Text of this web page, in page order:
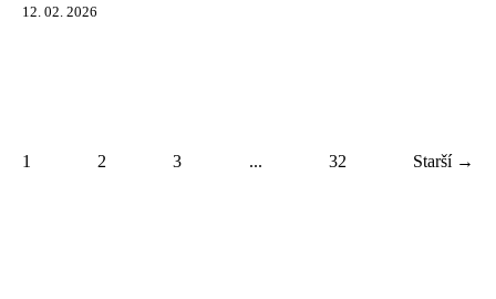
12. 02. 2026
1 2 3 ... 32 Starší →